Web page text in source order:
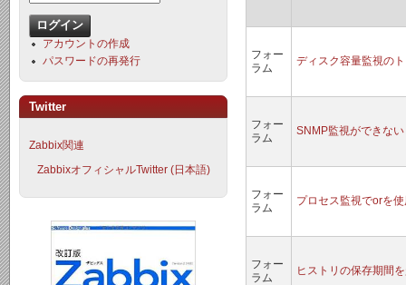
フォー
ラム
ディスク容量監視の
フォー
ラム
SNMP監視ができない
フォー
ラム
プロセス監視でorを
フォー
ラム
ヒストリの保存期間
アカウントの作成
パスワードの再発行
Twitter
Zabbix関連
ZabbixオフィシャルTwitter (日本語)